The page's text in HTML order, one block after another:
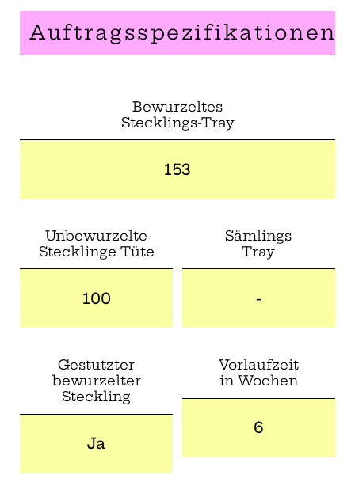
Auftragsspezifikationen
Bewurzeltes
Stecklings-Tray
153
Unbewurzelte
Stecklinge Tüte
100
Sämlings
Tray
-
Gestutzter
bewurzelter
Steckling
Ja
Vorlaufzeit
in Wochen
6